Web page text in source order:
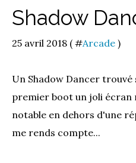
Shadow
25 avril 2018 ( #Arcade )
Un Shadow Dancer trouvé
premier boot un joli écran
notable en dehors d'une
me rends compte...